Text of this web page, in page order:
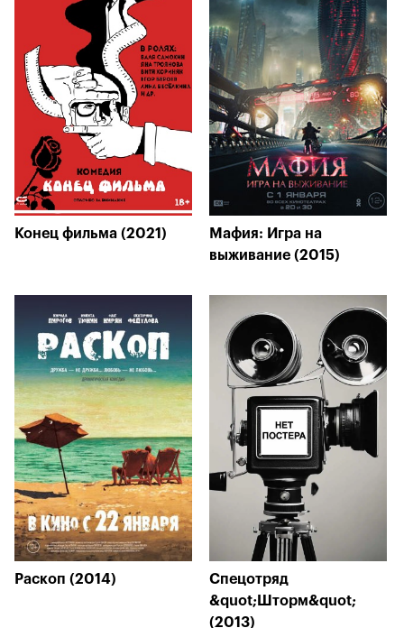
Конец фильма (2021)
Мафия: Игра на
выживание (2015)
Раскоп (2014)
Спецотряд
&quot;Шторм&quot;
(2013)